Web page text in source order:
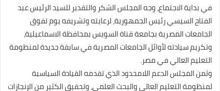
في بداية الاجتماع، وجه المجلس الشكر والتقدير للسيد الرئيس عبد
الفتاح السيسي رئيس الجمهورية، لرعايته وتشريفه يوم تفوق
الجامعات المصرية بجامعة قناة السويس بمحافظة الاسماعيلية،
وتكريم سيادته لأوائل الجامعات المصرية في سابقة جديدة لمنظومة
التعليم العالي في مصر.
وثمن المجلس الدعم اللامحدود الذي تقدمه القيادة السياسية
لمنظومة التعليم العالي والبحث العلمي، وتحقيق الكثير من الإنجازات